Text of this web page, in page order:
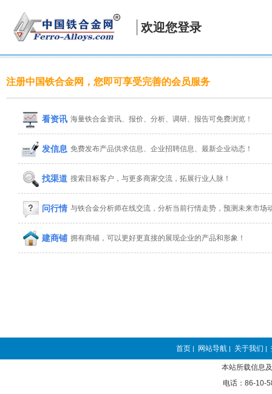
欢迎您登录
注册中国铁合金网，您即可享受完善的会员服务
看资讯 海量铁合金资讯、报价、分析、调研、报告可免费浏览！
发信息 免费发布产品供求信息、企业招聘信息、最新企业动态！
找渠道 搜索目标客户，与更多商家交流，拓展行业人脉！
问行情 与铁合金分析师在线交流，分析当前行情走势，预测未来市场
建商铺 拥有商铺，可以更好更直接的展现企业的产品和形象！
首页 | 网站导航 | 关于我们 |
本站所载信息
电话：86-10-